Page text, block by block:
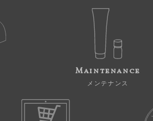
Maintenance
メンテナンス